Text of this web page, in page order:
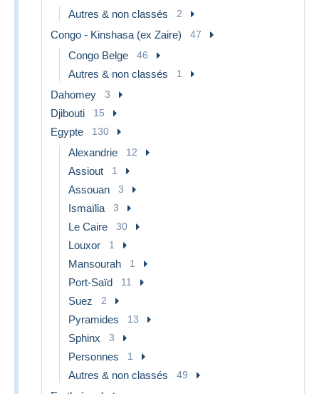
Autres & non classés 2
Congo - Kinshasa (ex Zaire) 47
Congo Belge 46
Autres & non classés 1
Dahomey 3
Djibouti 15
Egypte 130
Alexandrie 12
Assiout 1
Assouan 3
Ismaïlia 3
Le Caire 30
Louxor 1
Mansourah 1
Port-Saïd 11
Suez 2
Pyramides 13
Sphinx 3
Personnes 1
Autres & non classés 49